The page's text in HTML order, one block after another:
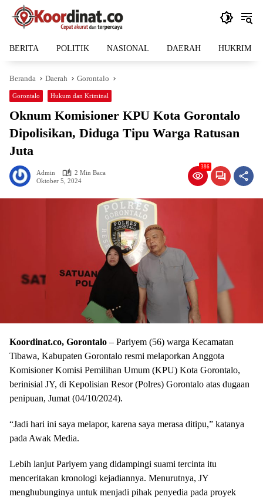
Langsung
BERITA POLITIK NASIONAL DAERAH HUKRIM
Beranda Daerah Gorontalo
Gorontalo Hukum dan Kriminal
Oknum Komisioner KPU Kota Gorontalo
Dipolisikan, Diduga Tipu Warga Ratusan
Juta
Admin
2 Min Baca
Oktober 5, 2024
386
Koordinat.co, Gorontalo – Pariyem (56) warga Kecamatan
Tibawa, Kabupaten Gorontalo resmi melaporkan Anggota
Komisioner Komisi Pemilihan Umum (KPU) Kota Gorontalo,
berinisial JY, di Kepolisian Resor (Polres) Gorontalo atas dugaan
penipuan, Jumat (04/10/2024).
“Jadi hari ini saya melapor, karena saya merasa ditipu,” katanya
pada Awak Media.
Lebih lanjut Pariyem yang didampingi suami tercinta itu
menceritakan kronologi kejadiannya. Menurutnya, JY
menghubunginya untuk menjadi pihak penyedia pada proyek